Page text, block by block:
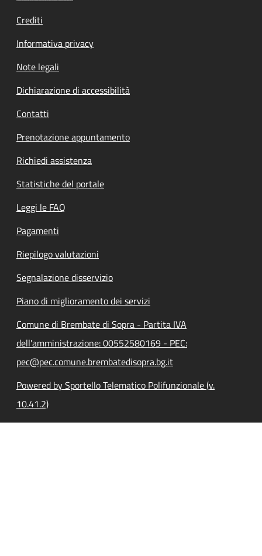
Crediti
Informativa privacy
Note legali
Dichiarazione di accessibilità
Contatti
Prenotazione appuntamento
Richiedi assistenza
Statistiche del portale
Leggi le FAQ
Pagamenti
Riepilogo valutazioni
Segnalazione disservizio
Piano di miglioramento dei servizi
Comune di Brembate di Sopra - Partita IVA
dell'amministrazione: 00552580169 - PEC:
pec@pec.comune.brembatedisopra.bg.it
Powered by Sportello Telematico Polifunzionale (v.
10.41.2)